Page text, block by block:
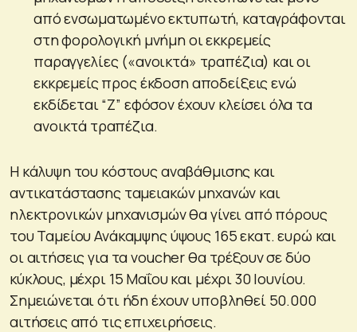
από ενσωματωμένο εκτυπωτή, καταγράφονται
στη φορολογική μνήμη οι εκκρεμείς
παραγγελίες («ανοικτά» τραπέζια) και οι
εκκρεμείς προς έκδοση αποδείξεις ενώ
εκδίδεται “Z” εφόσον έχουν κλείσει όλα τα
ανοικτά τραπέζια.
Η κάλυψη του κόστους αναβάθμισης και
αντικατάστασης ταμειακών μηχανών και
ηλεκτρονικών μηχανισμών θα γίνει από πόρους
του Ταμείου Ανάκαμψης ύψους 165 εκατ. ευρώ και
οι αιτήσεις για τα voucher θα τρέξουν σε δύο
κύκλους, μέχρι 15 Μαΐου και μέχρι 30 Ιουνίου.
Σημειώνεται ότι ήδη έχουν υποβληθεί 50.000
αιτήσεις από τις επιχειρήσεις.